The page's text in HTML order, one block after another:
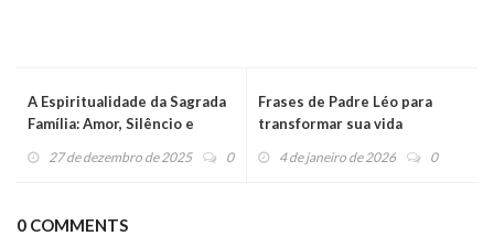
A Espiritualidade da Sagrada
Família: Amor, Silêncio e
27 de dezembro de 2025 0
Frases de Padre Léo para
transformar sua vida
4 de janeiro de 2026 0
0 COMMENTS